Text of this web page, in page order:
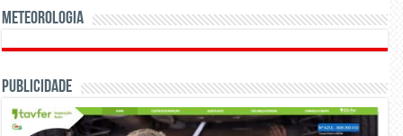
Meteorologia
Publicidade